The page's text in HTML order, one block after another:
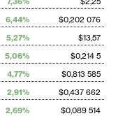
6,44%
$0,202 076
5,27%
$13,57
5,06%
$0,214 5
4,77%
$0,813 585
2,91%
$0,437 662
2,69%
$0,089 514